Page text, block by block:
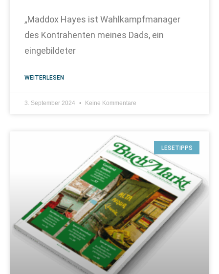
„Maddox Hayes ist Wahlkampfmanager
des Kontrahenten meines Dads, ein
eingebildeter
WEITERLESEN
3. September 2024 Keine Kommentare
LESETIPPS